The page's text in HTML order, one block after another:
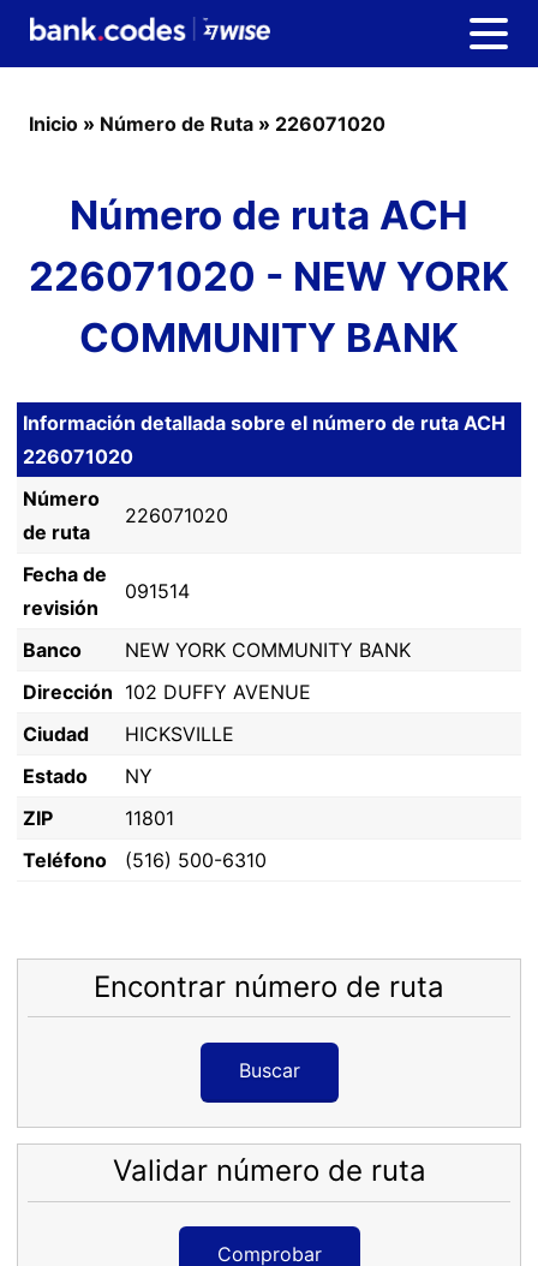
Inicio » Número de Ruta » 226071020
Número de ruta ACH
226071020 - NEW YORK
COMMUNITY BANK
Información detallada sobre el número de ruta ACH
226071020
Número
de ruta
226071020
Fecha de
revisión
091514
Banco
NEW YORK COMMUNITY BANK
Dirección 102 DUFFY AVENUE
Ciudad
HICKSVILLE
Estado
NY
ZIP
11801
Teléfono
(516) 500-6310
Encontrar número de ruta
Buscar
Validar número de ruta
Comprobar